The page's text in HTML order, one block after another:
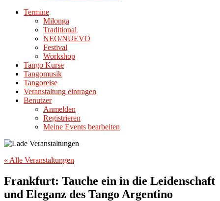
Termine
Milonga
Traditional
NEO/NUEVO
Festival
Workshop
Tango Kurse
Tangomusik
Tangoreise
Veranstaltung eintragen
Benutzer
Anmelden
Registrieren
Meine Events bearbeiten
« Alle Veranstaltungen
Frankfurt: Tauche ein in die Leidenschaft
und Eleganz des Tango Argentino